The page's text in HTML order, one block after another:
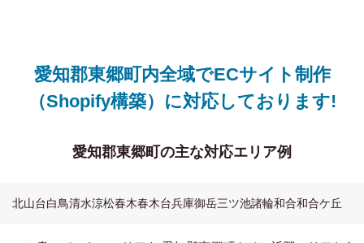
愛知郡東郷町内全域でECサイト制作
（Shopify構築）に対応しております!
愛知郡東郷町の主な対応エリア例
北山台白鳥清水涼松春木春木台兵庫御岳三ツ池諸輪和合和合ケ丘